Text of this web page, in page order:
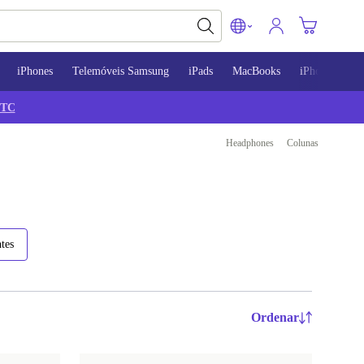
iPhones Telemóveis Samsung iPads MacBooks iPhone 13
TC
Headphones Colunas
Ordenar